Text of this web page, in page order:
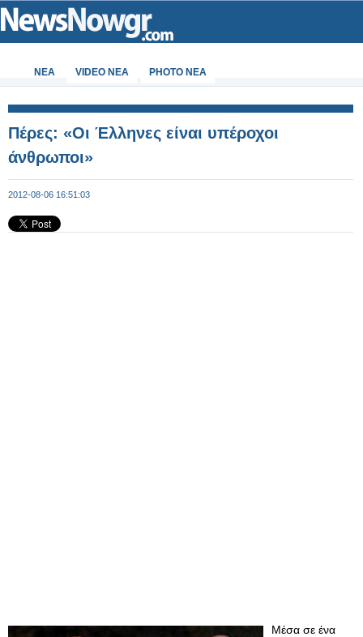
ΝΕΑ VIDEO NEA PHOTO NEA
Πέρες: «Οι Έλληνες είναι υπέροχοι
άνθρωποι»
2012-08-06 16:51:03
Μέσα σε ένα